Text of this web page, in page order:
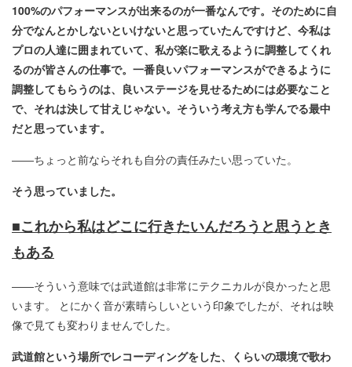
100%のパフォーマンスが出来るのが一番なんです。そのために自
分でなんとかしないといけないと思っていたんですけど、今私は
プロの人達に囲まれていて、私が楽に歌えるように調整してくれ
るのが皆さんの仕事で。一番良いパフォーマンスができるように
調整してもらうのは、良いステージを見せるためには必要なこと
で、それは決して甘えじゃない。そういう考え方も学んでる最中
だと思っています。
――ちょっと前ならそれも自分の責任みたい思っていた。
そう思っていました。
■これから私はどこに行きたいんだろうと思うとき
もある
――そういう意味では武道館は非常にテクニカルが良かったと思
います。 とにかく音が素晴らしいという印象でしたが、それは映
像で見ても変わりませんでした。
武道館という場所でレコーディングをした、くらいの環境で歌わ